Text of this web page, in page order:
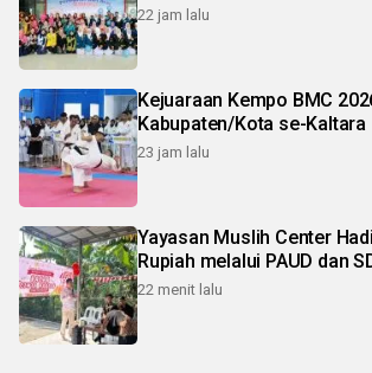
22 jam lalu
Kejuaraan Kempo BMC
Kabupaten/Kota se-Kaltara
23 jam lalu
Yayasan Muslih Center
Rupiah melalui PAUD dan
22 menit lalu